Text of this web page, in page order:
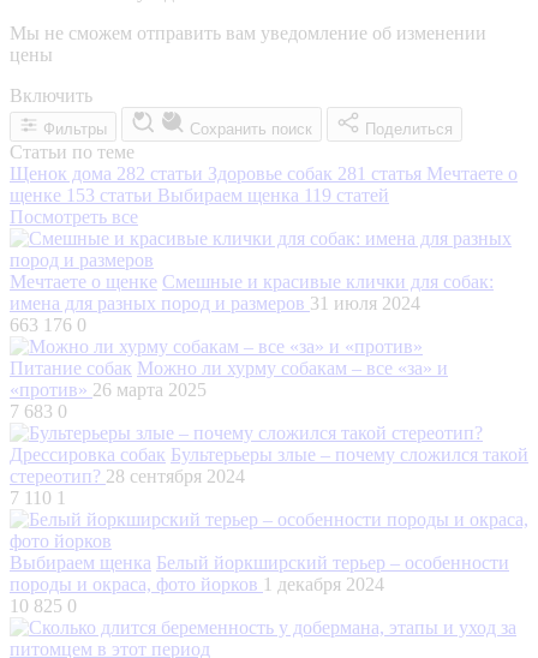
Мы не сможем отправить вам уведомление об изменении
цены
Включить
Фильтры Сохранить поиск Поделиться
Статьи по теме
Щенок дома 282 статьи Здоровье собак 281 статья Мечтаете о
щенке 153 статьи Выбираем щенка 119 статей
Посмотреть все
Мечтаете о щенке Смешные и красивые клички для собак:
имена для разных пород и размеров 31 июля 2024
663 176 0
Питание собак Можно ли хурму собакам – все «за» и
«против» 26 марта 2025
7 683 0
Дрессировка собак Бультерьеры злые – почему сложился такой
стереотип? 28 сентября 2024
7 110 1
Выбираем щенка Белый йоркширский терьер – особенности
породы и окраса, фото йорков 1 декабря 2024
10 825 0